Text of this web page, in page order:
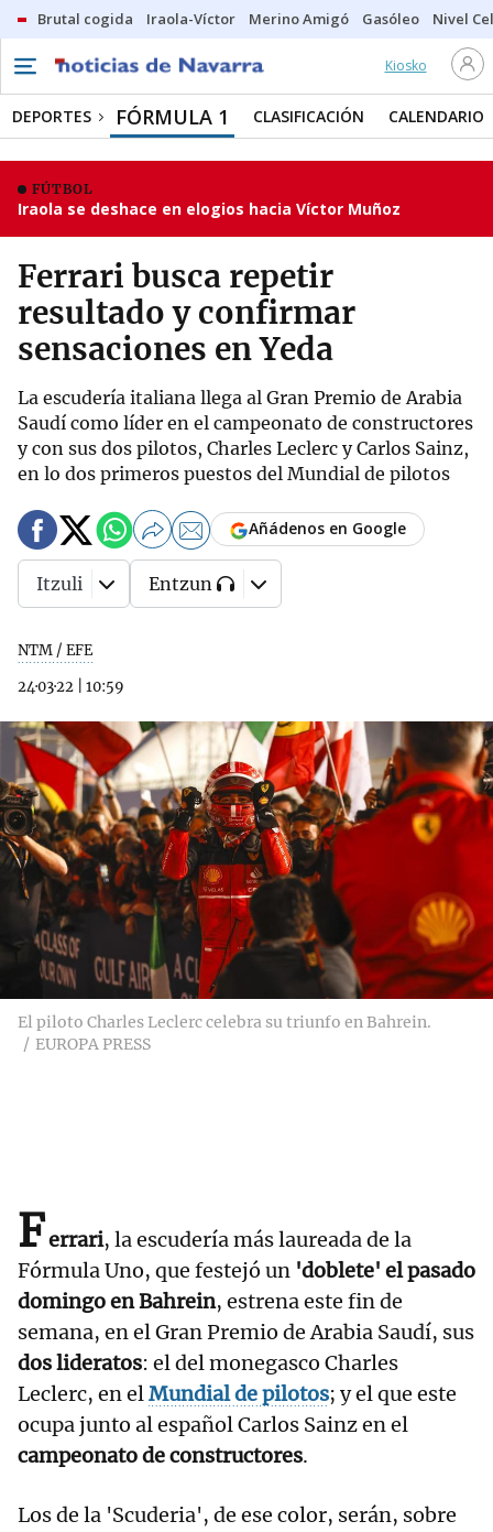
Brutal cogida Iraola-Víctor Merino Amigó Gasóleo Nivel
Kiosko
DEPORTES FÓRMULA 1 CLASIFICACIÓN CALENDARIO
FÚTBOL
Iraola se deshace en elogios hacia Víctor Muñoz
Ferrari busca repetir
resultado y confirmar
sensaciones en Yeda
La escudería italiana llega al Gran Premio de Arabia
Saudí como líder en el campeonato de constructores
y con sus dos pilotos, Charles Leclerc y Carlos Sainz,
en lo dos primeros puestos del Mundial de pilotos
NTM / EFE
24·03·22
10:59
Añádenos en Google
Itzuli Entzun
El piloto Charles Leclerc celebra su triunfo en Bahrein.
EUROPA PRESS
Ferrari, la escudería más laureada de la
Fórmula Uno, que festejó un 'doblete' el pasado
domingo en Bahrein, estrena este fin de
semana, en el Gran Premio de Arabia Saudí, sus
dos lideratos: el del monegasco Charles
Leclerc, en elMundial de pilotos; y el que este
ocupa junto al español Carlos Sainz en el
campeonato de constructores.
Los de la 'Scuderia', de ese color, serán, sobre